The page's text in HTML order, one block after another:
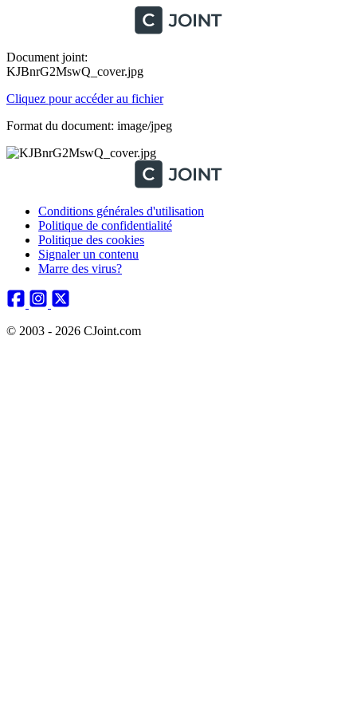
Document joint:
KJBnrG2MswQ_cover.jpg
Cliquez pour accéder au fichier
Format du document: image/jpeg
Conditions générales d'utilisation
Politique de confidentialité
Politique des cookies
Signaler un contenu
Marre des virus?
© 2003 - 2026 CJoint.com